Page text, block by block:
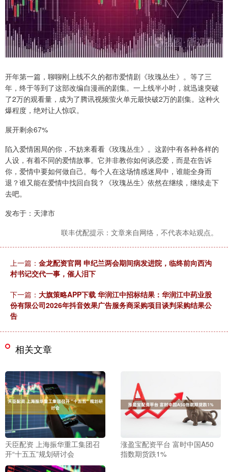
开年第一篇，聊聊刚上线不久的都市爱情剧《玫瑰丛生》。等了三
年，终于等到了这部改编自漫画的剧集。一上线半小时，就迅速突破
了2万的观看量，成为了腾讯视频萤火单元最快破2万的剧集。这种火
爆程度，绝对让人惊叹。
展开剩余67%
陷入爱情困局的你，不妨来看看《玫瑰丛生》。这剧中有各种各样的
人设，有着不同的爱情故事。它并非教你如何谈恋爱，而是在告诉
你，爱情中要如何做自己。每个人在这场情感迷局中，谁能全身而
退？谁又能在爱情中找回自我？《玫瑰丛生》依然在继续，继续走下
去吧。
发布于：天津市
联丰优配提示：文章来自网络，不代表本站观点。
上一篇： 金龙配资官网 申纪兰两会期间病发进院，临终前向西沟
村书记交代一事，催人泪下
下一篇： 大旗策略APP下载 华润江中招标结果：华润江中药业股
份有限公司2026年抖音效果广告服务商采购项目谈判采购结果公
告
相关文章
天臣配资 上海振华重工集团召
开“十五五”规划研讨会
涨盈宝配资平台 富时中国A50
指数期货跌1%